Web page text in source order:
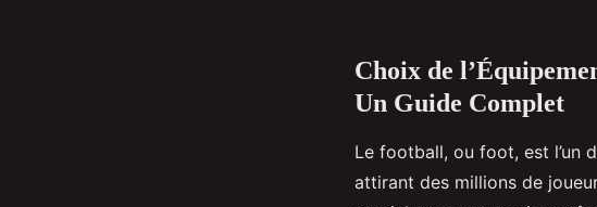
Choix de
Un Guide Complet
Le football, ou foot, est l’un
attirant des millions de